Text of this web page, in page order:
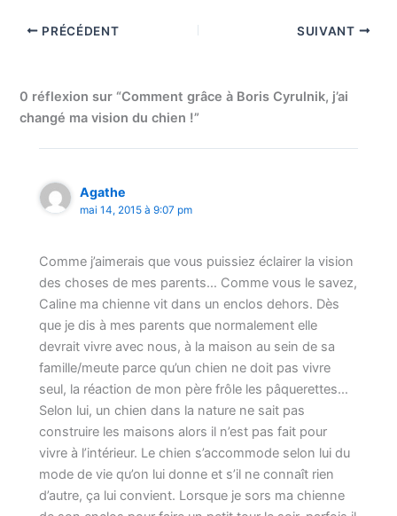
PRÉCÉDENT SUIVANT
0 réflexion sur “Comment grâce à Boris Cyrulnik, j’ai
changé ma vision du chien !”
Agathe
mai 14, 2015 à 9:07 pm
Comme j’aimerais que vous puissiez éclairer la vision
des choses de mes parents… Comme vous le savez,
Caline ma chienne vit dans un enclos dehors. Dès
que je dis à mes parents que normalement elle
devrait vivre avec nous, à la maison au sein de sa
famille/meute parce qu’un chien ne doit pas vivre
seul, la réaction de mon père frôle les pâquerettes…
Selon lui, un chien dans la nature ne sait pas
construire les maisons alors il n’est pas fait pour
vivre à l’intérieur. Le chien s’accommode selon lui du
mode de vie qu’on lui donne et s’il ne connaît rien
d’autre, ça lui convient. Lorsque je sors ma chienne